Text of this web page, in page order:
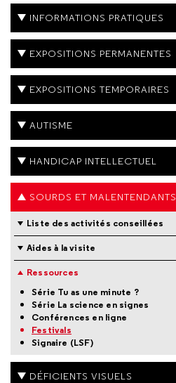
INFORMATIONS PRATIQUES
EXPOSITIONS PERMANENTES
EXPOSITIONS TEMPORAIRES
AUTISME
HANDICAP INTELLECTUEL
SOURDS ET MALENTENDANTS
Liste des activités conseillées
Aides à la visite
Ressources
Série Tu as une minute ?
Série La science en signes
Conférences en ligne
Festivals
Signaire (LSF)
DÉFICIENTS VISUELS